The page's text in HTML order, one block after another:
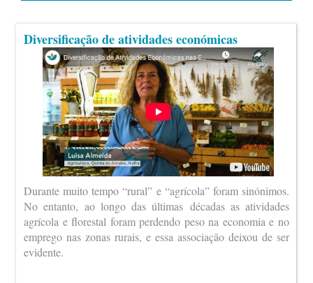
Diversificação de atividades económicas
Durante muito tempo “rural” e “agrícola” foram sinónimos.
No entanto, ao longo das últimas décadas as atividades
agrícola e florestal foram perdendo peso na economia e no
emprego nas zonas rurais, e essa associação deixou de ser
evidente.